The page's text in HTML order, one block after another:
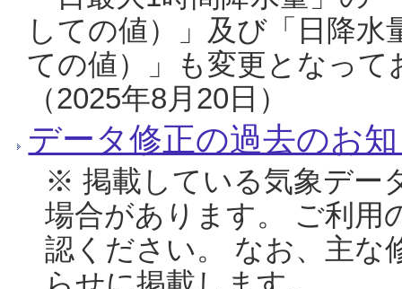
しての値）」及び「日降
ての値）」も変更となっ
（2025年8月20日）
データ修正の過去のお
※ 掲載している気象デー
場合があります。 ご利用
認ください。 なお、主な